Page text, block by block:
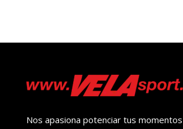
Nos apasiona potenciar tus